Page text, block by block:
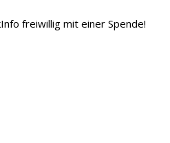
freiwillig mit einer Spende!